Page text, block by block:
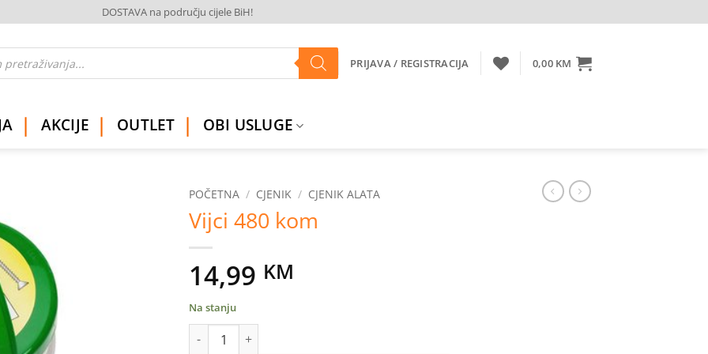
DOSTAVA na području cijele BiH!
PRIJAVA / REGISTRACIJA 0,00 KM
AKCIJE OUTLET OBI USLUGE
POČETNA / CJENIK / CJENIK ALATA
Vijci 480 kom
14,99 KM
Na stanju
Vijci 480 kom količina